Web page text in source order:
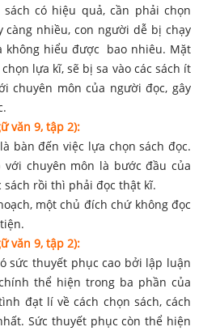
có hiệu quả, cần phải chọn
càng nhiều, con người dễ bị chạy
không hiểu được bao nhiêu. Mặt
lựa kĩ, sẽ bị sa vào các sách ít
chuyên môn của người đọc, gây
văn 9, tập 2):
bàn đến việc lựa chọn sách đọc.
chuyên môn là bước đầu của
sách rồi thì phải đọc thật kĩ.
một chủ đích chứ không đọc
văn 9, tập 2):
sức thuyết phục cao bởi lập luận
thể hiện trong ba phần của
đạt lí về cách chọn sách, cách
Sức thuyết phục còn thể hiện